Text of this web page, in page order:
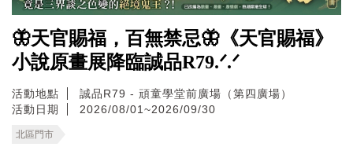
🦋天官賜福，百無禁忌🦋《天官賜福》
小說原畫展降臨誠品R79.ᐟ.ᐟ
活動地點
誠品R79 - 頑童學堂前廣場（第四廣場）
活動日期
2026/08/01~2026/09/30
北區門市